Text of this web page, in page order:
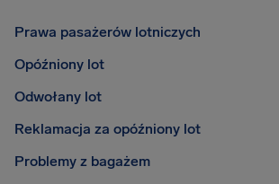
Prawa pasażerów lotniczych
Opóźniony lot
Odwołany lot
Reklamacja za opóźniony lot
Problemy z bagażem